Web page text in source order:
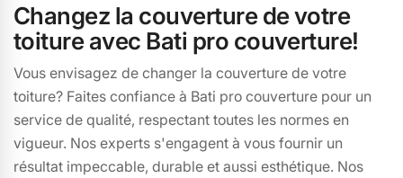
Changez la couverture de votre
toiture avec Bati pro couverture!
Vous envisagez de changer la couverture de votre
toiture? Faites confiance à Bati pro couverture pour un
service de qualité, respectant toutes les normes en
vigueur. Nos experts s'engagent à vous fournir un
résultat impeccable, durable et aussi esthétique. Nos